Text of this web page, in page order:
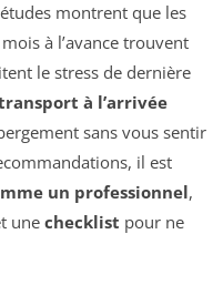
montrent que les
à l’avance trouvent
le stress de dernière
à l’arrivée
sans vous sentir
il est
un professionnel,
unechecklist pour ne